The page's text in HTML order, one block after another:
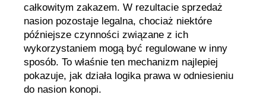
całkowitym zakazem. W rezultacie sprzedaż
nasion pozostaje legalna, chociaż niektóre
późniejsze czynności związane z ich
wykorzystaniem mogą być regulowane w inny
sposób. To właśnie ten mechanizm najlepiej
pokazuje, jak działa logika prawa w odniesieniu
do nasion konopi.